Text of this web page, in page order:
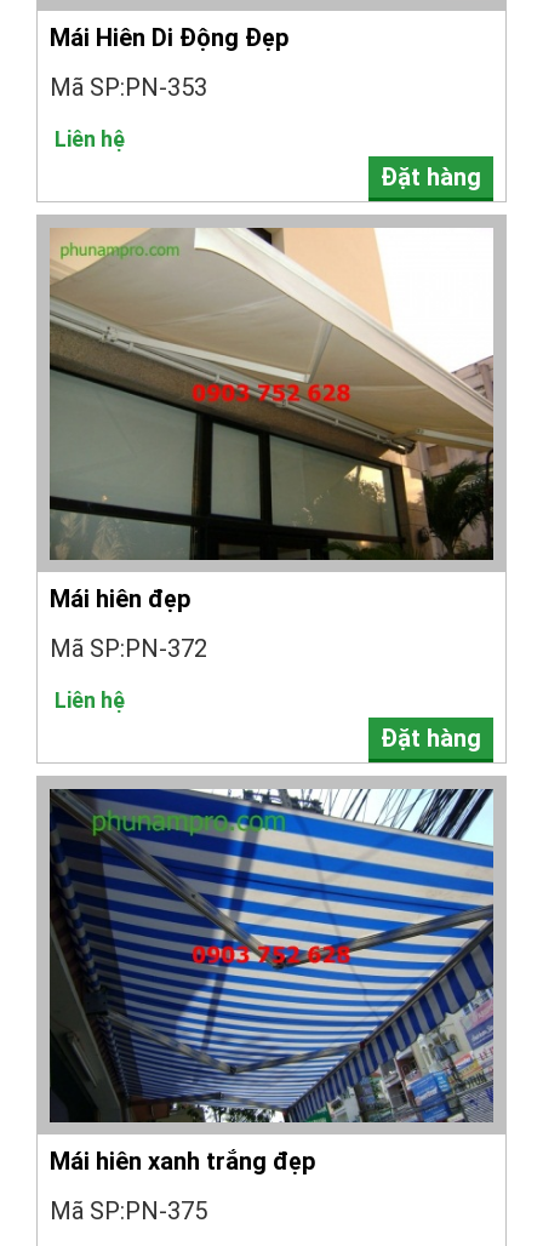
Mái Hiên Di Động Đẹp
Mã SP:PN-353
Liên hệ
Đặt hàng
Mái hiên đẹp
Mã SP:PN-372
Liên hệ
Đặt hàng
Mái hiên xanh trắng đẹp
Mã SP:PN-375